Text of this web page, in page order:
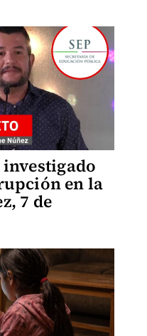
en la
7 de